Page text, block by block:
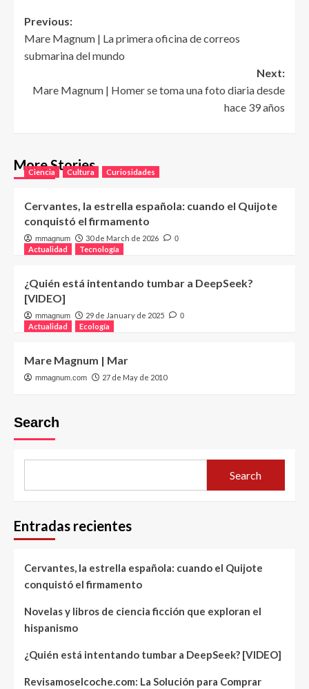
Post
navigation
Previous:
Mare Magnum | La primera oficina de correos
submarina del mundo
Next:
Mare Magnum | Homer se toma una foto diaria desde
hace 39 años
More Stories
Ciencia Cultura Curiosidades
Cervantes, la estrella española: cuando el Quijote
conquistó el firmamento
mmagnum 30 de March de 2026 0
Actualidad Tecnología
¿Quién está intentando tumbar a DeepSeek?
[VIDEO]
mmagnum 29 de January de 2025 0
Actualidad Ecología
Mare Magnum | Mar
mmagnum.com 27 de May de 2010
Search
Search
Entradas recientes
Cervantes, la estrella española: cuando el Quijote
conquistó el firmamento
Novelas y libros de ciencia ficción que exploran el
hispanismo
¿Quién está intentando tumbar a DeepSeek? [VIDEO]
Revisamoselcoche.com: La Solución para Comprar